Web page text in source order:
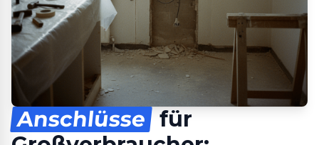
Anschlüsse für